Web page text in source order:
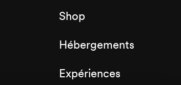
Shop
Hébergements
Expériences